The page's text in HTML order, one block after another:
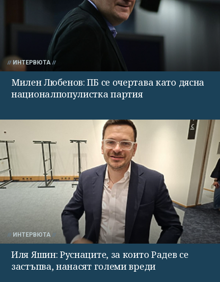
ИНТЕРВЮТА
Милен Любенов: ПБ се очертава като дясна
националпопулистка партия
ИНТЕРВЮТА
Иля Яшин: Руснаците, за които Радев се
застъпва, нанасят големи вреди